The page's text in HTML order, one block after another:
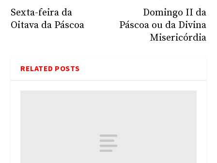
Sexta-feira da
Oitava da Páscoa
Domingo II da
Páscoa ou da Divina
Misericórdia
RELATED POSTS